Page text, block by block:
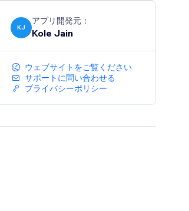
KJ
アプリ開発元：
Kole Jain
ウェブサイトをご覧ください
サポートに問い合わせる
プライバシーポリシー